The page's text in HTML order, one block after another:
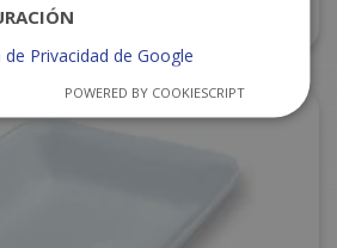
73EP (79) 225X135X36 S/500
de Privacidad de Google
POWERED BY COOKIESCRIPT